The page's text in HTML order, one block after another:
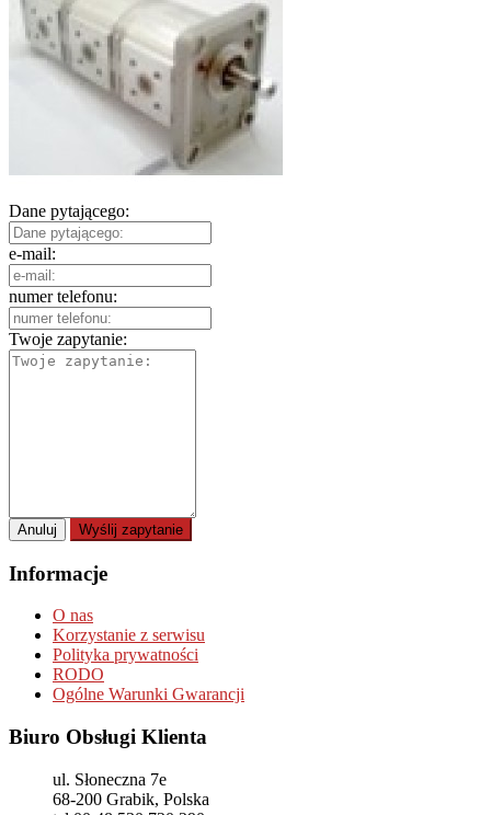
Dane pytającego:
e-mail:
numer telefonu:
Twoje zapytanie:
Anuluj Wyślij zapytanie
Informacje
O nas
Korzystanie z serwisu
Polityka prywatności
RODO
Ogólne Warunki Gwarancji
Biuro Obsługi Klienta
ul. Słoneczna 7e
68-200 Grabik, Polska